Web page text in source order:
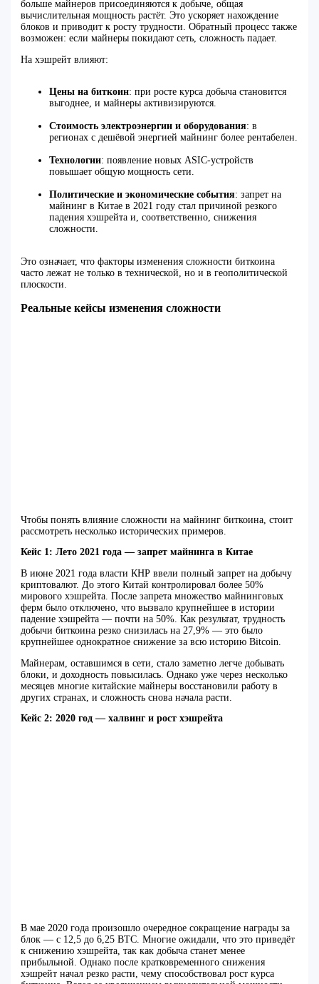
больше майнеров присоединяются к добыче, общая
вычислительная мощность растёт. Это ускоряет нахождение
блоков и приводит к росту трудности. Обратный процесс также
возможен: если майнеры покидают сеть, сложность падает.
На хэшрейт влияют:
Цены на биткоин: при росте курса добыча становится
выгоднее, и майнеры активизируются.
Стоимость электроэнергии и оборудования: в
регионах с дешёвой энергией майнинг более рентабелен.
Технологии: появление новых ASIC-устройств
повышает общую мощность сети.
Политические и экономические события: запрет на
майнинг в Китае в 2021 году стал причиной резкого
падения хэшрейта и, соответственно, снижения
сложности.
Это означает, что факторы изменения сложности биткоина
часто лежат не только в технической, но и в геополитической
плоскости.
Реальные кейсы изменения сложности
Чтобы понять влияние сложности на майнинг биткоина, стоит
рассмотреть несколько исторических примеров.
Кейс 1: Лето 2021 года — запрет майнинга в Китае
В июне 2021 года власти КНР ввели полный запрет на добычу
криптовалют. До этого Китай контролировал более 50%
мирового хэшрейта. После запрета множество майнинговых
ферм было отключено, что вызвало крупнейшее в истории
падение хэшрейта — почти на 50%. Как результат, трудность
добычи биткоина резко снизилась на 27,9% — это было
крупнейшее однократное снижение за всю историю Bitcoin.
Майнерам, оставшимся в сети, стало заметно легче добывать
блоки, и доходность повысилась. Однако уже через несколько
месяцев многие китайские майнеры восстановили работу в
других странах, и сложность снова начала расти.
Кейс 2: 2020 год — халвинг и рост хэшрейта
В мае 2020 года произошло очередное сокращение награды за
блок — с 12,5 до 6,25 BTC. Многие ожидали, что это приведёт
к снижению хэшрейта, так как добыча станет менее
прибыльной. Однако после кратковременного снижения
хэшрейт начал резко расти, чему способствовал рост курса